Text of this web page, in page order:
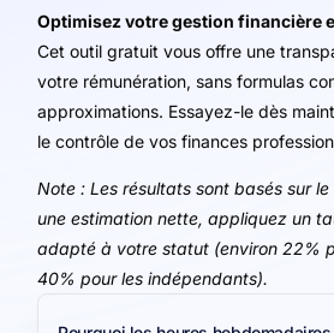
Optimisez votre gestion financière
Cet outil gratuit vous offre une
votre rémunération, sans formulas
approximations. Essayez-le dès
le contrôle de vos finances
Note : Les résultats sont basés sur
une estimation nette, appliquez un
adapté à votre statut (environ 22%
40% pour les indépendants).